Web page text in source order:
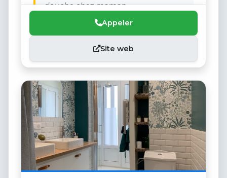
douche chez maman.
Appeler
Site web